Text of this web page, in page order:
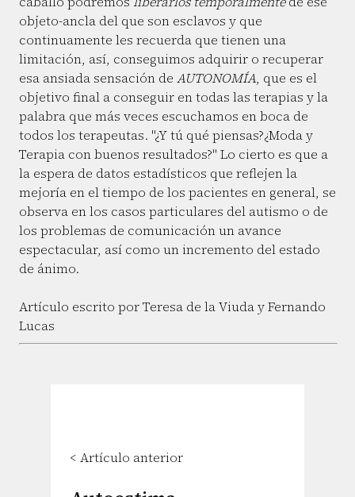
objeto-ancla del que son esclavos y que
continuamente les recuerda que tienen una
limitación, así, conseguimos adquirir o recuperar
esa ansiada sensación de AUTONOMÍA, que es el
objetivo final a conseguir en todas las terapias y la
palabra que más veces escuchamos en boca de
todos los terapeutas. "¿Y tú qué piensas?¿Moda y
Terapia con buenos resultados?" Lo cierto es que a
la espera de datos estadísticos que reflejen la
mejoría en el tiempo de los pacientes en general, se
observa en los casos particulares del autismo o de
los problemas de comunicación un avance
espectacular, así como un incremento del estado
de ánimo.
Artículo escrito por Teresa de la Viuda y Fernando
Lucas
< Artículo anterior